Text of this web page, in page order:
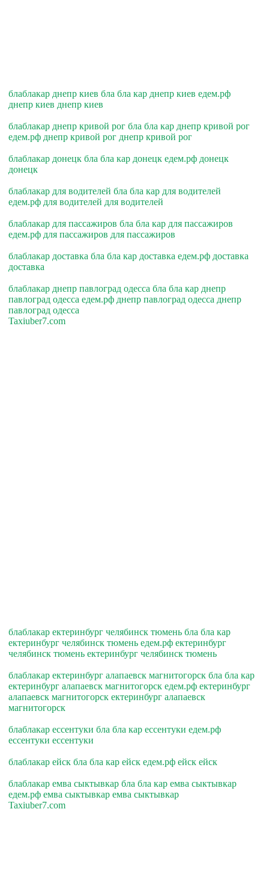
блаблакар днепр киев бла бла кар днепр киев едем.рф
днепр киев днепр киев
блаблакар днепр кривой рог бла бла кар днепр кривой рог
едем.рф днепр кривой рог днепр кривой рог
блаблакар донецк бла бла кар донецк едем.рф донецк
донецк
блаблакар для водителей бла бла кар для водителей
едем.рф для водителей для водителей
блаблакар для пассажиров бла бла кар для пассажиров
едем.рф для пассажиров для пассажиров
блаблакар доставка бла бла кар доставка едем.рф доставка
доставка
блаблакар днепр павлоград одесса бла бла кар днепр
павлоград одесса едем.рф днепр павлоград одесса днепр
павлоград одесса
Taxiuber7.com
блаблакар ектеринбург челябинск тюмень бла бла кар
ектеринбург челябинск тюмень едем.рф ектеринбург
челябинск тюмень ектеринбург челябинск тюмень
блаблакар ектеринбург алапаевск магнитогорск бла бла кар
ектеринбург алапаевск магнитогорск едем.рф ектеринбург
алапаевск магнитогорск ектеринбург алапаевск
магнитогорск
блаблакар ессентуки бла бла кар ессентуки едем.рф
ессентуки ессентуки
блаблакар ейск бла бла кар ейск едем.рф ейск ейск
блаблакар емва сыктывкар бла бла кар емва сыктывкар
едем.рф емва сыктывкар емва сыктывкар
Taxiuber7.com